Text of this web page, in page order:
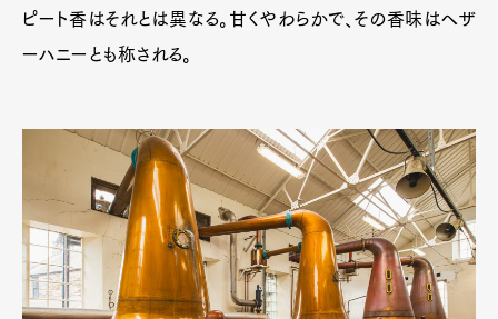
ピート香はそれとは異なる。甘くやわらかで、その香味はヘザ
ーハニーとも称される。